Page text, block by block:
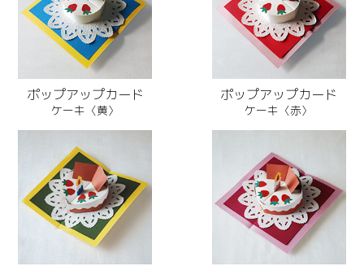
ポップアップカード
ケーキ〈黄〉
ポップアップカード
ケーキ〈赤〉